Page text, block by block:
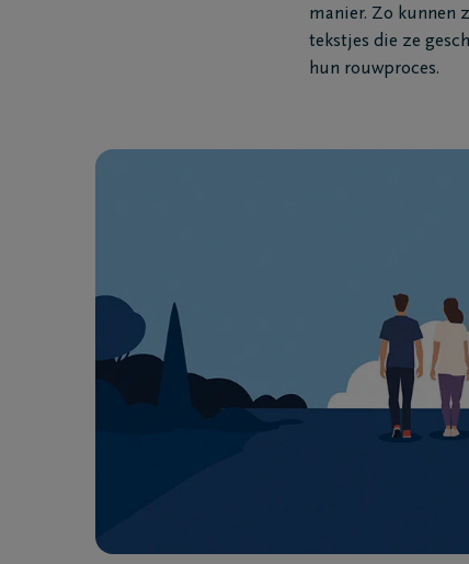
manier. Zo kunnen
tekstjes die ze
hun rouwproces.